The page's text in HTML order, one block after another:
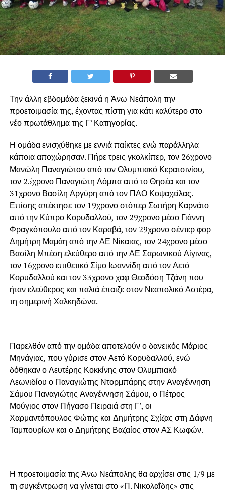
Την άλλη εβδομάδα ξεκινά η Άνω Νεάπολη την
προετοιμασία της, έχοντας πίστη για κάτι καλύτερο στο
νέο πρωτάθλημα της Γ’ Κατηγορίας.
Η ομάδα ενισχύθηκε με εννιά παίκτες ενώ παράλληλα
κάποια αποχώρησαν. Πήρε τρεις γκολκίπερ, τον 26χρονο
Μανώλη Παναγιώτου από τον Ολυμπιακό Κερατσινίου,
τον 25χρονο Παναγιώτη Λόμπα από το Θησέα και τον
31χρονο Βασίλη Αργύρη από τον ΠΑΟ Κοψαχείλας.
Επίσης απέκτησε τον 19χρονο στόπερ Σωτήρη Καρνάτο
από την Κύπρο Κορυδαλλού, τον 29χρονο μέσο Γιάννη
Φραγκόπουλο από τον Καραβά, τον 29χρονο σέντερ φορ
Δημήτρη Μαμάη από την ΑΕ Νίκαιας, τον 24χρονο μέσο
Βασίλη Μπέση ελεύθερο από την ΑΕ Σαρωνικού Αίγινας,
τον 16χρονο επιθετικό Σίμο Ιωαννίδη από τον Αετό
Κορυδαλλού και τον 33χρονο χαφ Θεοδόση Τζάνη που
ήταν ελεύθερος και παλιά έπαιζε στον Νεαπολικό Αστέρα,
τη σημερινή Χαλκηδώνα.
Παρελθόν από την ομάδα αποτελούν ο δανεικός Μάριος
Μηνάγιας, που γύρισε στον Αετό Κορυδαλλού, ενώ
δόθηκαν ο Λευτέρης Κοκκίνης στον Ολυμπιακό
Λεωνιδίου ο Παναγιώτης Ντορμπάρης στην Αναγέννηση
Σάμου Παναγιώτης Αναγέννηση Σάμου, ο Πέτρος
Μούγιος στον Πήγασο Πειραιά στη Γ’, οι
Χαρμαντόπουλος Φώτης και Δημήτρης Σχίζας στη Δάφνη
Ταμπουρίων και ο Δημήτρης Βαζαίος στον ΑΣ Κωφών.
Η προετοιμασία της Άνω Νεάπολης θα αρχίσει στις 1/9 με
τη συγκέντρωση να γίνεται στο «Π. Νικολαΐδης» στις